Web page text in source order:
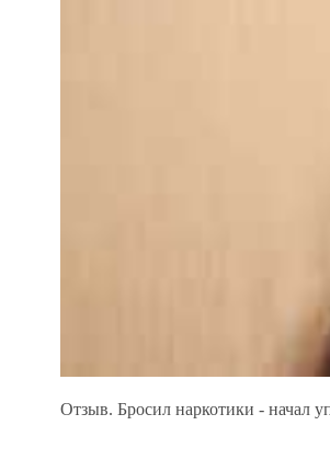
Отзыв. Бросил наркотики - начал